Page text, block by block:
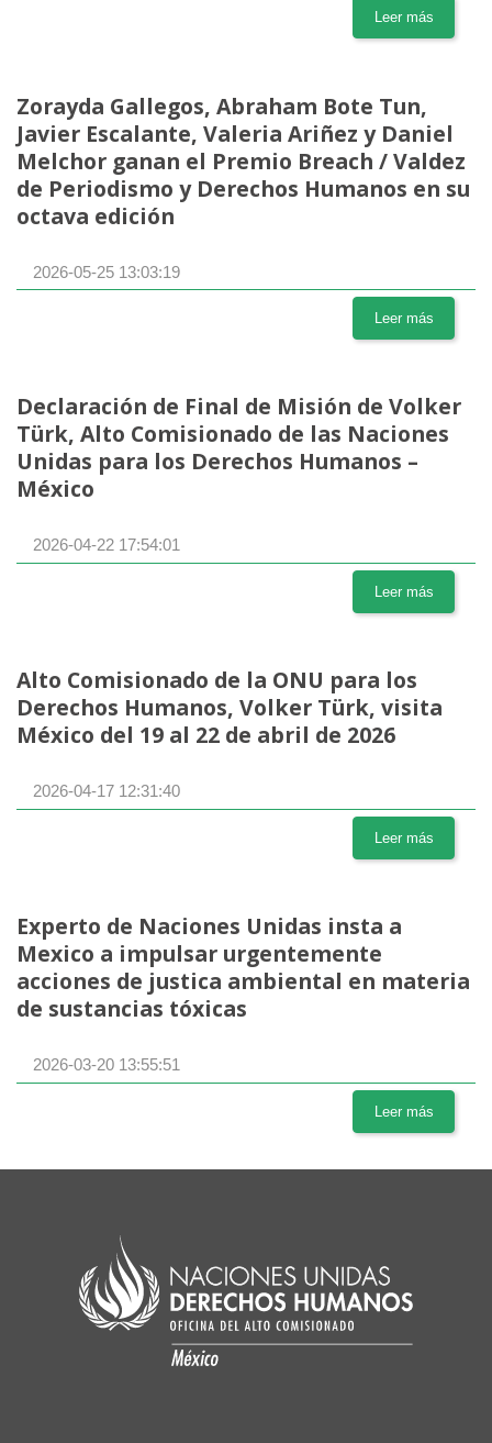
Leer más
Zorayda Gallegos, Abraham Bote Tun,
Javier Escalante, Valeria Ariñez y Daniel
Melchor ganan el Premio Breach / Valdez
de Periodismo y Derechos Humanos en su
octava edición
2026-05-25 13:03:19
Leer más
Declaración de Final de Misión de Volker
Türk, Alto Comisionado de las Naciones
Unidas para los Derechos Humanos –
México
2026-04-22 17:54:01
Leer más
Alto Comisionado de la ONU para los
Derechos Humanos, Volker Türk, visita
México del 19 al 22 de abril de 2026
2026-04-17 12:31:40
Leer más
Experto de Naciones Unidas insta a
Mexico a impulsar urgentemente
acciones de justica ambiental en materia
de sustancias tóxicas
2026-03-20 13:55:51
Leer más